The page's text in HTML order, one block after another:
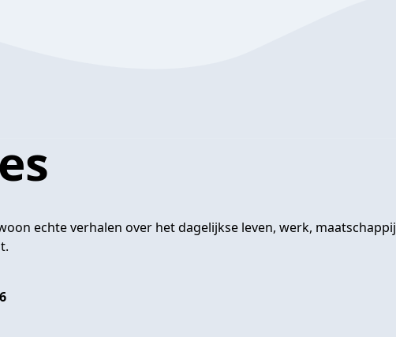
echte verhalen over het dagelijkse leven, werk, maatschappij